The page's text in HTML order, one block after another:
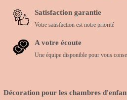
Satisfaction garantie
Votre satisfaction est notre priorité
A votre écoute
Une équipe disponible pour vous
Décoration pour les chambres